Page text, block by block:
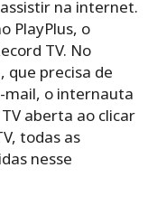
na internet.
PlayPlus, o
TV. No
precisa de
mail, o internauta
aberta ao clicar
todas as
nesse